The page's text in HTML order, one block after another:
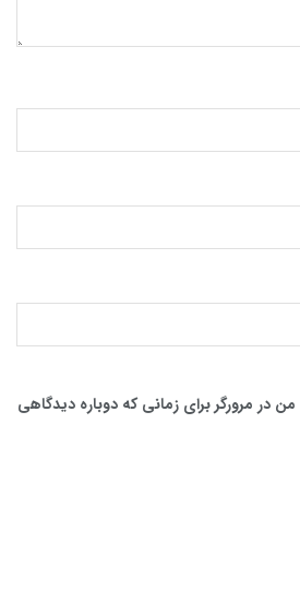
در مرورگر برای زمانی که دوباره دیدگاهی